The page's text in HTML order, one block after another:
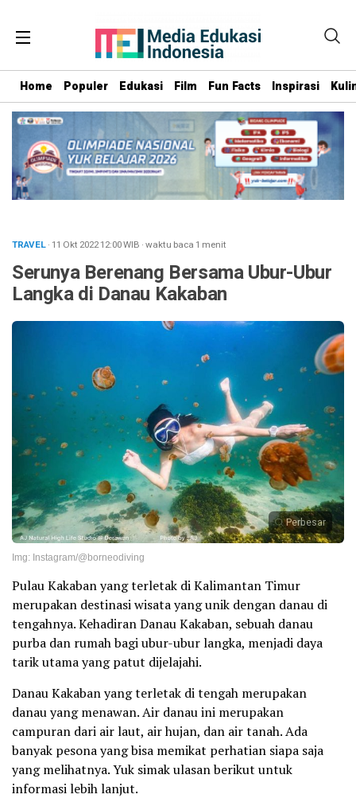
Home Populer Edukasi Film Fun Facts Inspirasi
TRAVEL· 11 Okt 202212:00WIB ·waktu baca 1 menit
Serunya Berenang Bersama Ubur-Ubur
Langka di Danau Kakaban
Perbesar
Img: Instagram/@borneodiving
Pulau Kakaban yang terletak di Kalimantan Timur
merupakan destinasi wisata yang unik dengan danau di
tengahnya. Kehadiran Danau Kakaban, sebuah danau
purba dan rumah bagi ubur-ubur langka, menjadi daya
tarik utama yang patut dijelajahi.
Danau Kakaban yang terletak di tengah merupakan
danau yang menawan. Air danau ini merupakan
campuran dari air laut, air hujan, dan air tanah. Ada
banyak pesona yang bisa memikat perhatian siapa saja
yang melihatnya. Yuk simak ulasan berikut untuk
informasi lebih lanjut.